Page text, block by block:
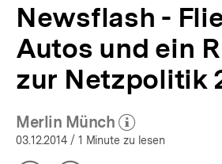
Internet
der
Newsflash -
Autos und ein
zur Netzpolitik
Merlin Münch
(Mehr zum Autor)
öffnen
03.12.2014 / 1 Minute zu lesen